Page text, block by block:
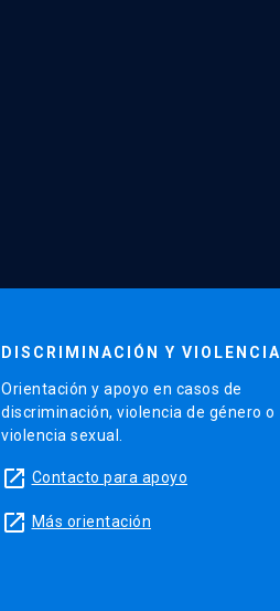
DISCRIMINACIÓN Y VIOLENCIA
Orientación y apoyo en casos de
discriminación, violencia de género o
violencia sexual.
launch Contacto para apoyo
launch Más orientación